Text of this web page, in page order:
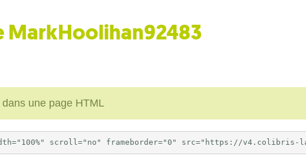
MarkHoolihan92483
une page HTML